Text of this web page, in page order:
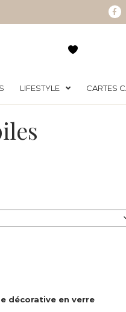
LIFESTYLE CARTES
décorative en verre